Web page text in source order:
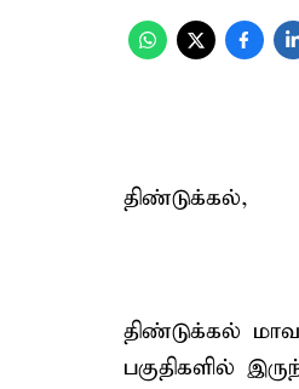
திண்டுக்கல்,
திண்டுக்கல்
பகுதிகளில்